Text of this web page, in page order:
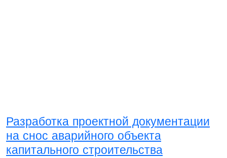
Разработка проектной документации
на снос аварийного объекта
капитального строительства